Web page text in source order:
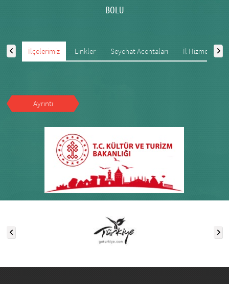
BOLU
İlçelerimiz Linkler Seyehat Acentaları İl Hizmet
Ayrıntı